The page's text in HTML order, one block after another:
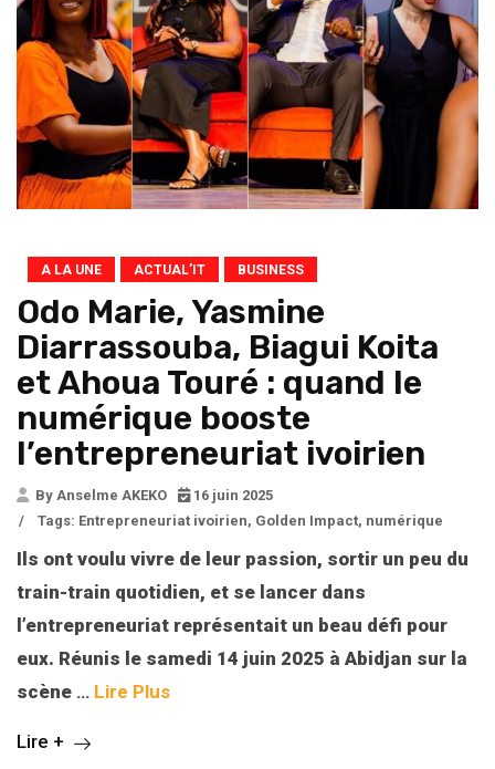
A LA UNE ACTUAL’IT BUSINESS
Odo Marie, Yasmine
Diarrassouba, Biagui Koita
et Ahoua Touré : quand le
numérique booste
l’entrepreneuriat ivoirien
By Anselme AKEKO
16 juin 2025
/
Tags: Entrepreneuriat ivoirien, Golden Impact, numérique
Ils ont voulu vivre de leur passion, sortir un peu du
train-train quotidien, et se lancer dans
l’entrepreneuriat représentait un beau défi pour
eux. Réunis le samedi 14 juin 2025 à Abidjan sur la
scène … Lire Plus
Lire +